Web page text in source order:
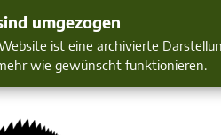
umgezogen
ist eine archivierte
wie gewünscht funktionieren.